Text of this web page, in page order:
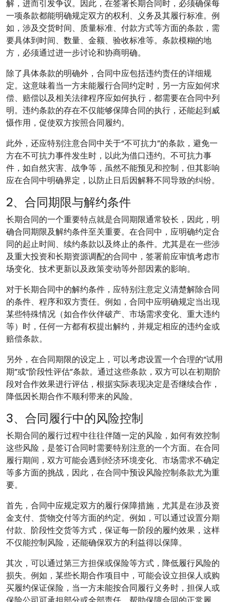
解，进而引发争议。因此，在签署长期合同时，必须确保每
一项条款都能明确规定双方的权利、义务及其履行标准。例
如，涉及交货时间、质量标准、付款方式等方面的条款，需
要具体到时间、数量、金额、验收标准等。条款模糊的地
方，必须通过进一步讨论和协商明确。
除了具体条款的明确外，合同中应包括违约责任的详细规
定。这意味着当一方未能履行合同约定时，另一方应如何求
偿、赔偿以及相关法律程序应如何执行，都需要在合同中列
明。违约条款的存在不仅能够保障合同的执行，还能起到威
慑作用，促使双方按照合同履约。
此外，还应特别注意合同中关于“不可抗力”的条款，避免一
方在不可抗力事件发生时，以此为借口违约。不可抗力事
件，如自然灾害、战争等，虽然不能预见和控制，但其影响
应在合同中明确界定，以防止日后因解释不同导致的纠纷。
2、合同期限与解约条件
长期合同的一个重要特点就是合同期限通常较长，因此，明
确合同期限及解约条件至关重要。在合同中，应明确约定合
同的起止时间、续约条款以及终止的条件。尤其是在一些涉
及重大投资和长期资源调配的合同中，签署前应审慎考虑市
场变化、技术更新以及政策变动等外部因素的影响。
对于长期合同中的解约条件，应特别注意定义清楚解除合同
的条件、程序和双方责任。例如，合同中应明确规定当出现
某些特殊情况（如合作伙伴破产、市场需求变化、重大违约
等）时，任何一方都有权提出解约，并规定相应的违约金或
赔偿条款。
另外，在合同期限的设定上，可以考虑设置一个合理的“试用
期”或“阶段性评估”条款。通过这些条款，双方可以在初期阶
段对合作效果进行评估，根据实际表现决定是否继续合作，
降低因长期合作不顺利带来的风险。
3、合同履行中的风险控制
长期合同的履行过程中往往伴随一定的风险，如何有效控制
这些风险，是签订合同时需要特别注意的一个方面。在合同
履行期间，双方可能会遇到经济环境变化、市场需求不确定
等多方面的挑战，因此，在合同中预设风险控制条款尤为重
要。
首先，合同中应规定双方的履行保障措施，尤其是在涉及资
金支付、货物交付等方面的约定。例如，可以通过设置分期
付款、阶段性交货等方式，保证每一阶段的履约效果，这样
不仅能控制风险，还能确保双方的利益得以保障。
其次，可以通过第三方担保或保险等方式，降低履行风险的
损失。例如，某些长期合作项目中，可能会设立担保人或购
买履约保证保险，当一方未能按合同履行义务时，担保人或